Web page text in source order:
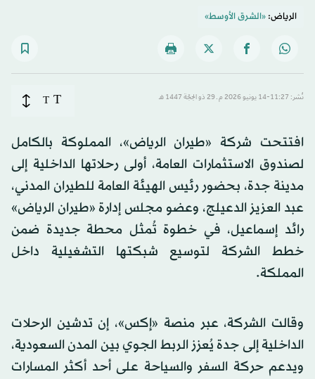
الرياض:«الشرق الأوسط»
نُشر: 11:27-14 يونيو 2026 م ـ 29 ذو الحِجّة 1447 هـ T
T
افتتحت شركة «طيران الرياض»، المملوكة بالكامل
لصندوق الاستثمارات العامة، أولى رحلاتها الداخلية إلى
مدينة جدة، بحضور رئيس الهيئة العامة للطيران المدني،
عبد العزيز الدعيلج، وعضو مجلس إدارة «طيران الرياض»
رائد إسماعيل، في خطوة تُمثل محطة جديدة ضمن
خطط الشركة لتوسيع شبكتها التشغيلية داخل
المملكة.
وقالت الشركة، عبر منصة «إكس»، إن تدشين الرحلات
الداخلية إلى جدة يُعزز الربط الجوي بين المدن السعودية،
ويدعم حركة السفر والسياحة على أحد أكثر المسارات